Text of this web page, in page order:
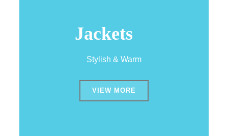
Jackets
Stylish & Warm
VIEW MORE